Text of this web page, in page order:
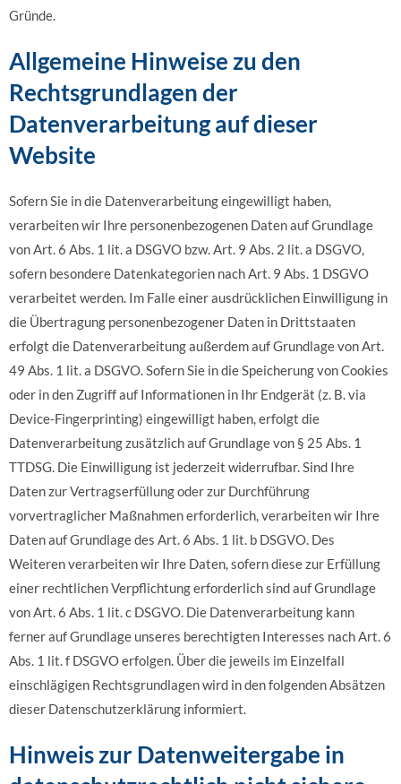
Gründe.
Allgemeine Hinweise zu den
Rechtsgrundlagen der
Datenverarbeitung auf dieser
Website
Sofern Sie in die Datenverarbeitung eingewilligt haben,
verarbeiten wir Ihre personenbezogenen Daten auf Grundlage
von Art. 6 Abs. 1 lit. a DSGVO bzw. Art. 9 Abs. 2 lit. a DSGVO,
sofern besondere Datenkategorien nach Art. 9 Abs. 1 DSGVO
verarbeitet werden. Im Falle einer ausdrücklichen Einwilligung in
die Übertragung personenbezogener Daten in Drittstaaten
erfolgt die Datenverarbeitung außerdem auf Grundlage von Art.
49 Abs. 1 lit. a DSGVO. Sofern Sie in die Speicherung von Cookies
oder in den Zugriff auf Informationen in Ihr Endgerät (z. B. via
Device-Fingerprinting) eingewilligt haben, erfolgt die
Datenverarbeitung zusätzlich auf Grundlage von § 25 Abs. 1
TTDSG. Die Einwilligung ist jederzeit widerrufbar. Sind Ihre
Daten zur Vertragserfüllung oder zur Durchführung
vorvertraglicher Maßnahmen erforderlich, verarbeiten wir Ihre
Daten auf Grundlage des Art. 6 Abs. 1 lit. b DSGVO. Des
Weiteren verarbeiten wir Ihre Daten, sofern diese zur Erfüllung
einer rechtlichen Verpflichtung erforderlich sind auf Grundlage
von Art. 6 Abs. 1 lit. c DSGVO. Die Datenverarbeitung kann
ferner auf Grundlage unseres berechtigten Interesses nach Art. 6
Abs. 1 lit. f DSGVO erfolgen. Über die jeweils im Einzelfall
einschlägigen Rechtsgrundlagen wird in den folgenden Absätzen
dieser Datenschutzerklärung informiert.
Hinweis zur Datenweitergabe in